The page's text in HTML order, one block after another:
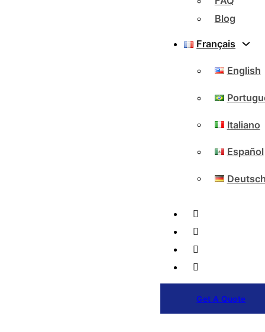
Blog
Français
English
Italiano
Español
Get A Quote